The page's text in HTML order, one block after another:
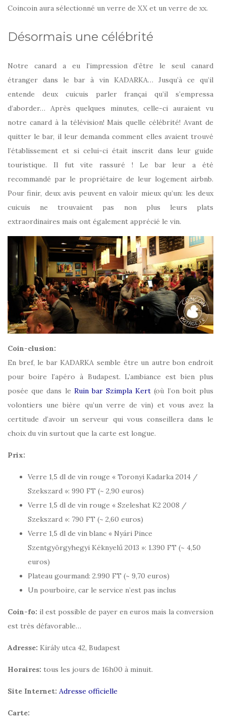
Coincoin aura sélectionné un verre de XX et un verre de xx.
Désormais une célébrité
Notre canard a eu l’impression d’être le seul canard
étranger dans le bar à vin KADARKA… Jusqu’à ce qu’il
entende deux cuicuis parler françai qu’il s’empressa
d’aborder… Après quelques minutes, celle-ci auraient vu
notre canard à la télévision! Mais quelle célébrité! Avant de
quitter le bar, il leur demanda comment elles avaient trouvé
l’établissement et si celui-ci était inscrit dans leur guide
touristique. Il fut vite rassuré ! Le bar leur a été
recommandé par le propriétaire de leur logement airbnb.
Pour finir, deux avis peuvent en valoir mieux qu’un: les deux
cuicuis ne trouvaient pas non plus leurs plats
extraordinaires mais ont également apprécié le vin.
Coin-clusion:
En bref, le bar KADARKA semble être un autre bon endroit
pour boire l’apéro à Budapest. L’ambiance est bien plus
posée que dans le Ruin bar Szimpla Kert (où l’on boit plus
volontiers une bière qu’un verre de vin) et vous avez la
certitude d’avoir un serveur qui vous conseillera dans le
choix du vin surtout que la carte est longue.
Prix:
Verre 1,5 dl de vin rouge « Toronyi Kadarka 2014 /
Szekszard »: 990 FT (~ 2,90 euros)
Verre 1,5 dl de vin rouge « Szeleshat K2 2008 /
Szekszard »: 790 FT (~ 2,60 euros)
Verre 1,5 dl de vin blanc « Nyári Pince
Szentgyörgyhegyi Kéknyelű 2013 »: 1.390 FT (~ 4,50
euros)
Plateau gourmand: 2.990 FT (~ 9,70 euros)
Un pourboire, car le service n’est pas inclus
Coin-fo: il est possible de payer en euros mais la conversion
est très défavorable…
Adresse: Király utca 42, Budapest
Horaires: tous les jours de 16h00 à minuit.
Site Internet: Adresse officielle
Carte: